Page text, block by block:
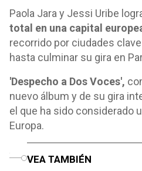
Paola Jara y Jessi Uribe
total en una capital
recorrido por ciudades
hasta culminar su gira en
'Despecho a Dos Voces',
nuevo álbum y de su gira
el que ha sido considerado
Europa.
VEA TAMBIÉN